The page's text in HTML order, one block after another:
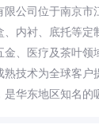
公司位于南京市
内衬、底托等定
金、医疗及茶叶领
技术为全球客户
华东地区知名的